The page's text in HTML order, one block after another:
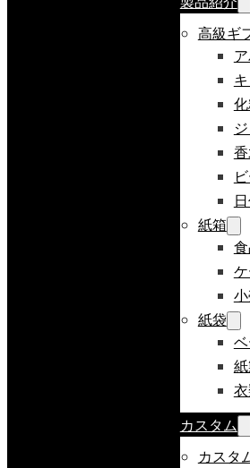
高級ギ
紙箱
紙袋
カスタム
カスタ